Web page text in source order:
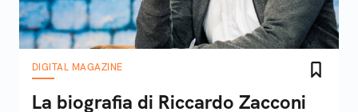
DIGITAL MAGAZINE
La biografia di Riccardo Zacconi